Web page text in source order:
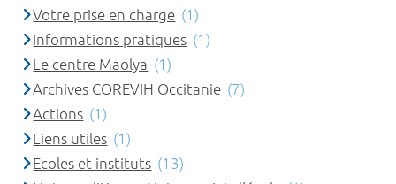
Votre prise en charge (1)
Informations pratiques (1)
Le centre Maolya (1)
Archives COREVIH Occitanie (7)
Actions (1)
Liens utiles (1)
Ecoles et instituts (13)